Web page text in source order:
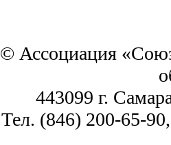
© Ассоциация
443099 г.
Тел. (846) 200-65-